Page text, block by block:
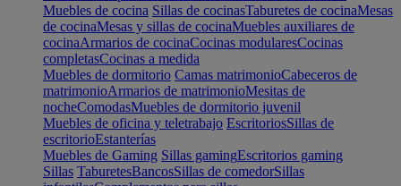
Muebles de cocina Sillas de cocinasTaburetes de cocinaMesas
de cocinaMesas y sillas de cocinaMuebles auxiliares de
cocinaArmarios de cocinaCocinas modularesCocinas
completasCocinas a medida
Muebles de dormitorio Camas matrimonioCabeceros de
matrimonioArmarios de matrimonioMesitas de
nocheComodasMuebles de dormitorio juvenil
Muebles de oficina y teletrabajo EscritoriosSillas de
escritorioEstanterías
Muebles de Gaming Sillas gamingEscritorios gaming
Sillas TaburetesBancosSillas de comedorSillas